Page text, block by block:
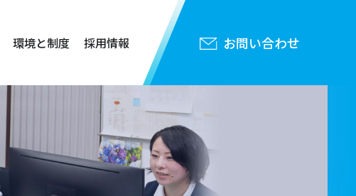
環境と制度 採用情報 お問い合わせ